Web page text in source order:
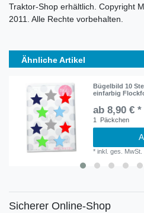
Traktor-Shop erhältlich. Copyright
2011. Alle Rechte vorbehalten.
Ähnliche Artikel
Bügelbild 10
einfarbig
ab 8,90 € *
1 Päckchen
*inkl. ges. MwSt.
Sicherer Online-Shop